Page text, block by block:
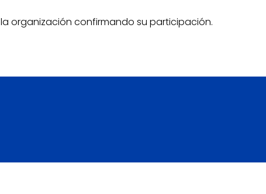
organización confirmando su participación.